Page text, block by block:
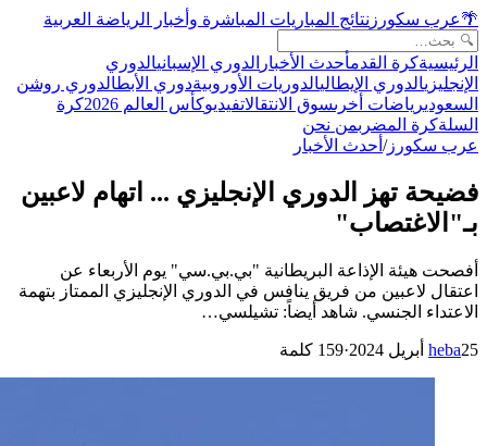
🌴عرب سكورز نتائج المباريات المباشرة وأخبار الرياضة العربية
الرئيسيةكرة القدمأحدث الأخبار الدوري الإسبانيالدوري
الإنجليزيالدوري الإيطاليالدوريات الأوروبيةدوري الأبطالدوري روشن
السعوديرياضات أخرىسوق الانتقالاتفيديوكأس العالم 2026
كرة
السلةكرة المضربمن نحن
عرب سكورز/ أحدث الأخبار
فضيحة تهز الدوري الإنجليزي ... اتهام لاعبين
بـ"الاغتصاب"
أفصحت هيئة الإذاعة البريطانية "بي.بي.سي" يوم الأربعاء عن
اعتقال لاعبين من فريق ينافس في الدوري الإنجليزي الممتاز بتهمة
الاعتداء الجنسي. شاهد أيضاً: تشيلسي…
heba25 أبريل 2024 ·
159 كلمة